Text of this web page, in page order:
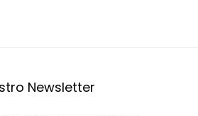
Newsletter